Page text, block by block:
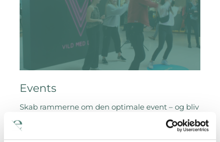
Events
Skab rammerne om den optimale event – og bliv
både set og husket.